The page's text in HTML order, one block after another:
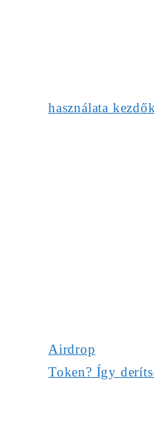
használata
Airdrop
Token? Így